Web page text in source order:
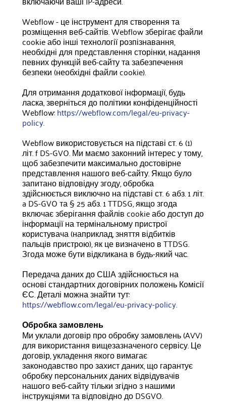
Webflow - це інструмент для створення та
розміщення веб-сайтів. Webflow зберігає файли
cookie або інші технології розпізнавання,
необхідні для представлення сторінки, надання
певних функцій веб-сайту та забезпечення
безпеки (необхідні файли cookie).
Для отримання додаткової інформації, будь
ласка, зверніться до політики конфіденційності
Webflow:https://webflow.com/legal/eu-privacy-
policy.
Webflow використовується на підставі ст. 6 (1)
літ. f DS-GVO. Ми маємо законний інтерес у тому,
щоб забезпечити максимально достовірне
представлення нашого веб-сайту. Якщо було
запитано відповідну згоду, обробка
здійснюється виключно на підставі ст. 6 абз. 1 літ.
a DS-GVO та § 25 абз. 1 TTDSG, якщо згода
включає зберігання файлів cookie або доступ до
інформації на термінальному пристрої
користувача (наприклад, зняття відбитків
пальців пристрою), як це визначено в TTDSG.
Згода може бути відкликана в будь-який час.
Передача даних до США здійснюється на
основі стандартних договірних положень Комісії
ЄС. Деталі можна знайти тут:
https://webflow.com/legal/eu-privacy-policy.
Обробка замовлень
Ми уклали договір про обробку замовлень (AVV)
для використання вищезазначеного сервісу. Це
договір, укладення якого вимагає
законодавство про захист даних, що гарантує
обробку персональних даних відвідувачів
нашого веб-сайту тільки згідно з нашими
інструкціями та відповідно до DSGVO.